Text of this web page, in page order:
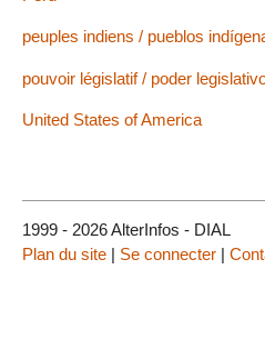
peuples indiens / pueblos
pouvoir législatif / poder
United States of America
1999 - 2026 AlterInfos - DIAL
Plan du site | Se connecter |